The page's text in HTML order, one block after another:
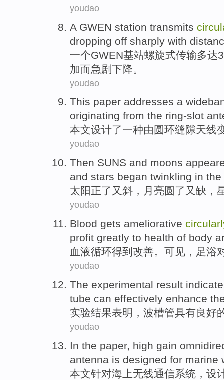
youdao
A GWEN station transmits
dropping off sharply with
一个GWEN基站螺旋式传输多达
加而急剧下降 。
youdao
This paper addresses a
originating from the ring-slot
本文设计了一种由 圆环缝隙天线
youdao
Then SUNS and moons
and stars began twinkling in
太阳正了又斜， 月亮圆了又缺，
youdao
Blood gets ameliorative
profit greatly to health of body
血液循环得到 改善。 可见 ， 足浴
youdao
The experimental result
tube can effectively enhance
实验结果表明 ， 波槽管具有良好
youdao
In the paper, high gain
antenna is designed for marine
本文针对海上无线通信系统， 设